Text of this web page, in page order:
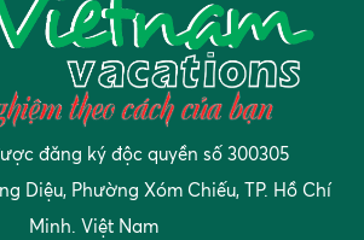
đăng ký độc quyền số 300305
Diệu, Phường Xóm Chiếu, TP. Hồ Chí
Minh. Việt Nam